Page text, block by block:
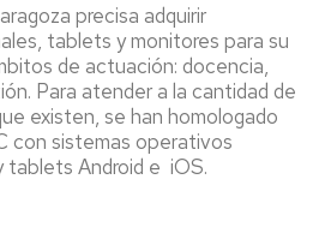
precisa adquirir
tablets y monitores para su
de actuación: docencia,
Para atender a la cantidad de
existen, se han homologado
con sistemas operativos
tablets Android e iOS.